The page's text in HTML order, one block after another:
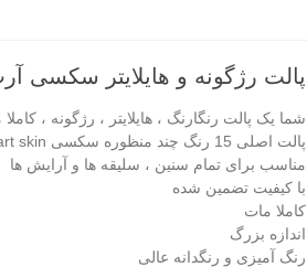
پالت رژگونه و هایلایتر سکسی
شما یک پالت رنگارنگ ، هایلایتر ، رژگونه ،
پالت اصلی 15 رنگ چند منظوره سکسی art skin
مناسب برای تمام سنین ، سلیقه ها و آرایش ها
با کیفیت تضمین شده
کاملا مات
اندازه بزرگ
رنگ آمیزی و رنگدانه عالی